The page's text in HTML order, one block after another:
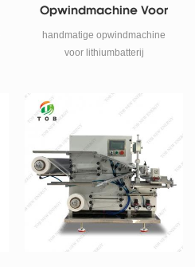
Opwindmachine Voor
Lithiumbatterij
handmatige opwindmachine
voor lithiumbatterij